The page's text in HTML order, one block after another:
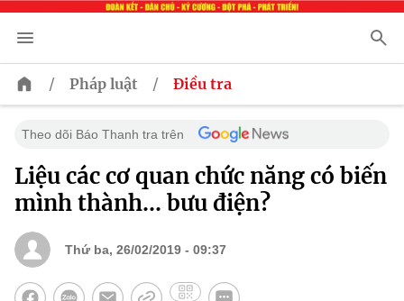
/ Pháp luật / Điều tra
Theo dõi Báo Thanh tra trên
Liệu các cơ quan chức năng có biến
mình thành… bưu điện?
Thứ ba, 26/02/2019 - 09:37